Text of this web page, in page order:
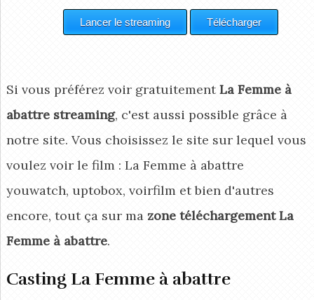
Si vous préférez voir gratuitementLa Femme à
abattre streaming, c'est aussi possible grâce à
notre site. Vous choisissez le site sur lequel vous
voulez voir le film : La Femme à abattre
youwatch, uptobox, voirfilm et bien d'autres
encore, tout ça sur ma zone téléchargement La
Femme à abattre.
Casting La Femme à abattre